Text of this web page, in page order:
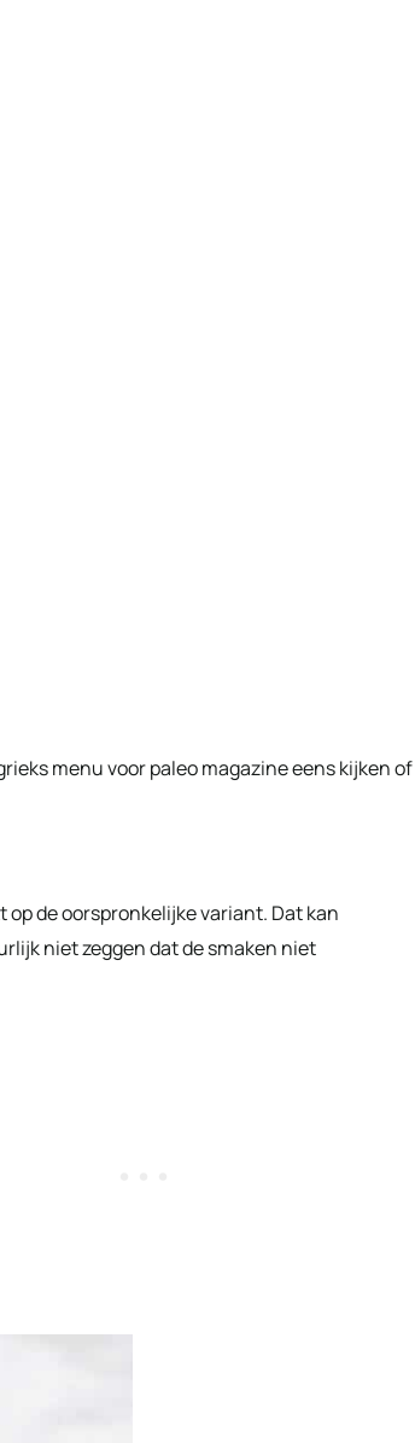
menu voor paleo magazine eens kijken of
de oorspronkelijke variant. Dat kan
niet zeggen dat de smaken niet